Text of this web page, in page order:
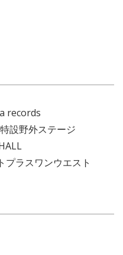
records
設野外ステージ
プラスワンウエスト